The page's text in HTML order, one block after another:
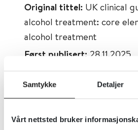
Samtykke Detaljer
Vårt nettsted bruker
Original tittel: UK clinical
alcohol treatment: core
alcohol treatment
Først publisert: 28.11.2025
Tema:Psykisk helse, Rus
Emner:Alkohol, Rus og
Utgiver: Gov.uk